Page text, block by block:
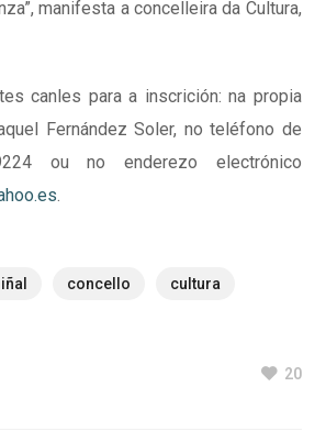
manifesta a concelleira da Cultura,
canles para a inscrición: na propia
Fernández Soler, no teléfono de
ou no enderezo electrónico
concello cultura
20